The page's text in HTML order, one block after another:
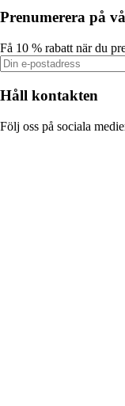
Prenumerera på
Få 10 % rabatt när du
Håll kontakten
Följ oss på sociala